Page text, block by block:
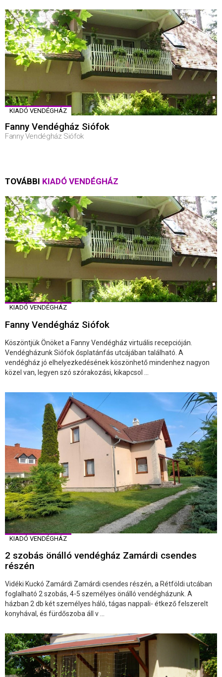
KIADÓ VENDÉGHÁZ
Fanny Vendégház Siófok
Fanny Vendégház Siófok
TOVÁBBI KIADÓ VENDÉGHÁZ
KIADÓ VENDÉGHÁZ
Fanny Vendégház Siófok
Köszöntjük Önöket a Fanny Vendégház virtuális recepcióján.
Vendégházunk Siófok ősplatánfás utcájában található. A
vendégház jó elhelyezkedésének köszönhető mindenhez nagyon
közel van, legyen szó szórakozási, kikapcsol ...
KIADÓ VENDÉGHÁZ
2 szobás önálló vendégház Zamárdi csendes
részén
Vidéki Kuckó Zamárdi Zamárdi csendes részén, a Rétföldi utcában
foglalható 2 szobás, 4-5 személyes önálló vendégházunk. A
házban 2 db két személyes háló, tágas nappali- étkező felszerelt
konyhával, és fürdőszoba áll v ...